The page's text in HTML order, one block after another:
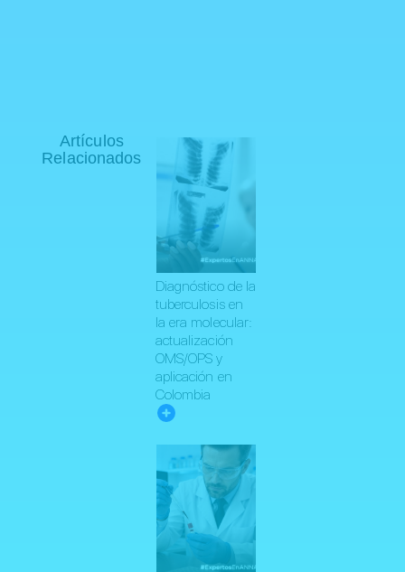
Artículos
Relacionados
Diagnóstico de la
tuberculosis en
la era molecular:
actualización
OMS/OPS y
aplicación en
Colombia